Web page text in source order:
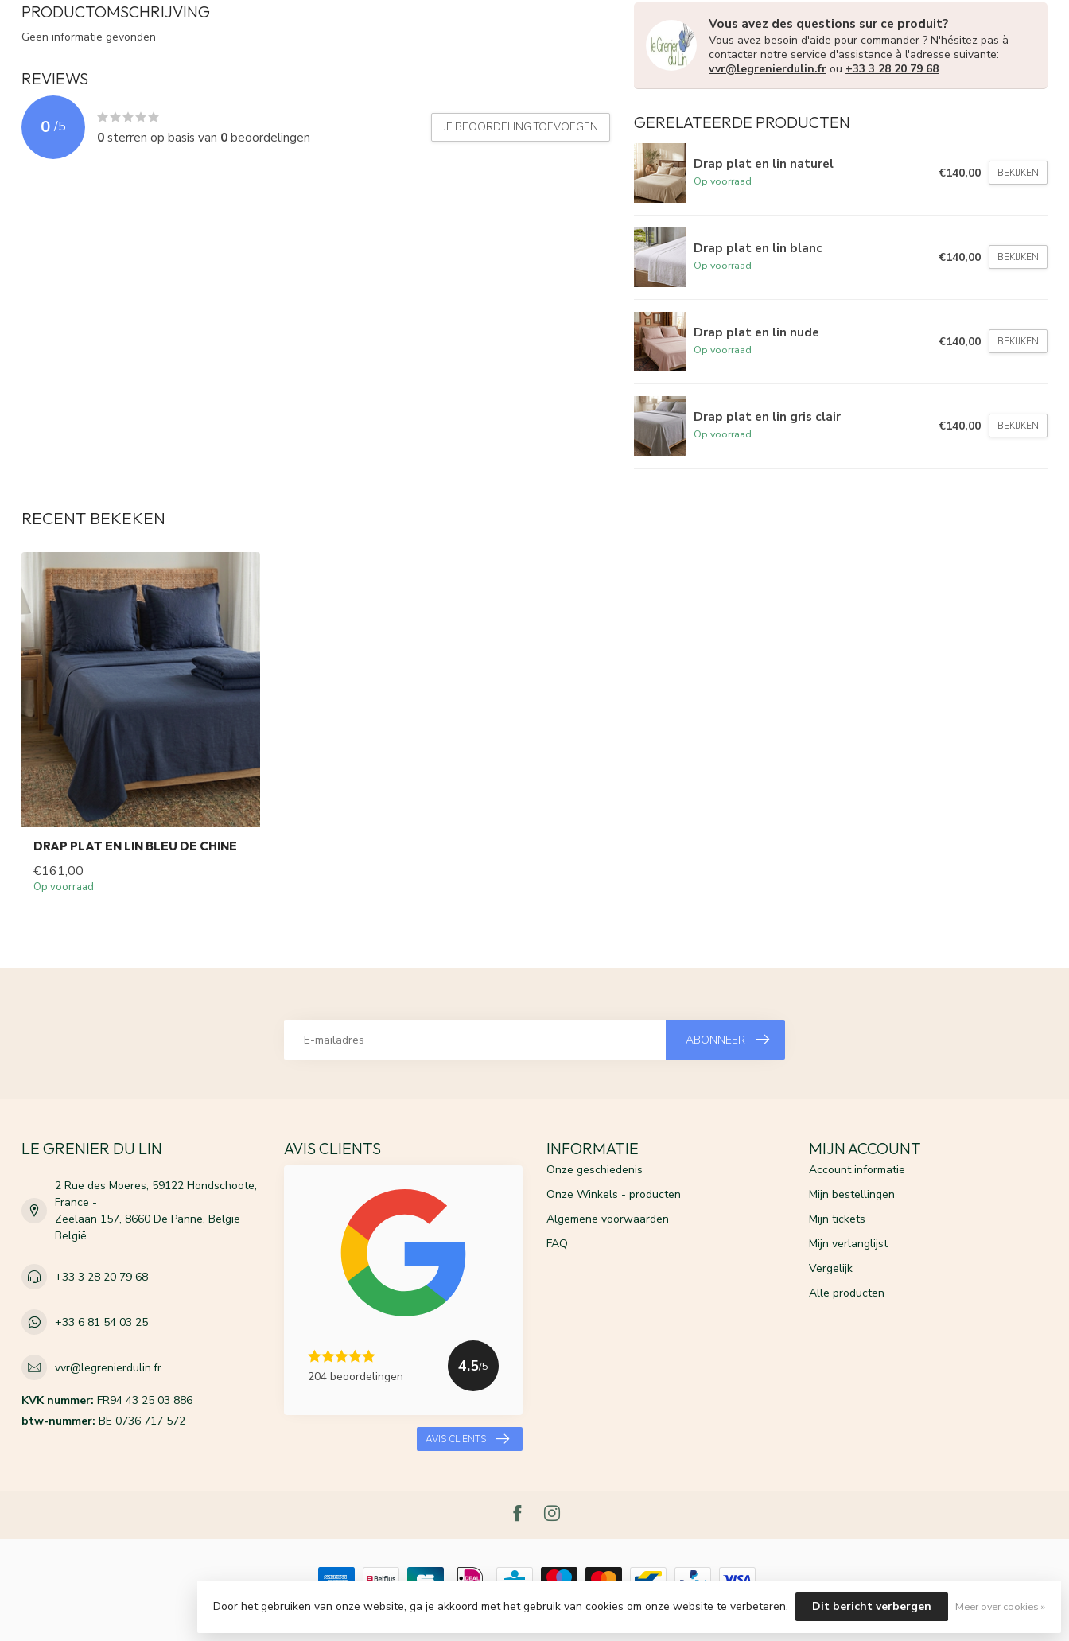
PRODUCTOMSCHRIJVING
Geen informatie gevonden
REVIEWS
0 /5
0sterren op basis van 0beoordelingen
JE BEOORDELING TOEVOEGEN
Vous avez des questions sur ce produit?
Vous avez besoin d'aide pour commander ? N'hésitez pas à
contacter notre service d'assistance à l'adresse suivante:
vvr@legrenierdulin.fr ou +33 3 28 20 79 68.
GERELATEERDE PRODUCTEN
Drap plat en lin naturel
Op voorraad
€140,00 BEKIJKEN
Drap plat en lin blanc
Op voorraad
€140,00 BEKIJKEN
Drap plat en lin nude
Op voorraad
€140,00 BEKIJKEN
Drap plat en lin gris clair
Op voorraad
€140,00 BEKIJKEN
RECENT BEKEKEN
DRAP PLAT EN LIN BLEU DE CHINE
€161,00
Op voorraad
ABONNEER
LE GRENIER DU LIN
2 Rue des Moeres, 59122 Hondschoote,
France -
Zeelaan 157, 8660 De Panne, België
België
+33 3 28 20 79 68
+33 6 81 54 03 25
vvr@legrenierdulin.fr
KVK nummer: FR94 43 25 03 886
btw-nummer: BE 0736 717 572
AVIS CLIENTS
204 beoordelingen
4.5/5
AVIS CLIENTS
INFORMATIE
Onze geschiedenis
Onze Winkels - producten
Algemene voorwaarden
FAQ
MIJN ACCOUNT
Account informatie
Mijn bestellingen
Mijn tickets
Mijn verlanglijst
Vergelijk
Alle producten
© Copyright 2026 Le Grenier du Lin- Powered byLightspeed-Lightspeed designbyDyvelopment
Door het gebruiken van onze website, ga je akkoord met het gebruik van cookies om onze website te verbeteren. Dit bericht verbergen Meer over cookies »